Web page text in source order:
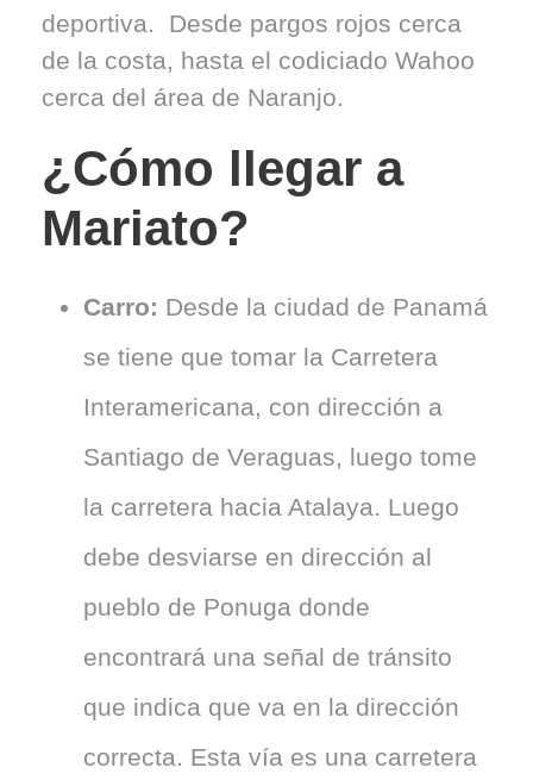
deportiva. Desde pargos rojos cerca
de la costa, hasta el codiciado Wahoo
cerca del área de Naranjo.
¿Cómo llegar a
Mariato?
Carro: Desde la ciudad de Panamá
se tiene que tomar la Carretera
Interamericana, con dirección a
Santiago de Veraguas, luego tome
la carretera hacia Atalaya. Luego
debe desviarse en dirección al
pueblo de Ponuga donde
encontrará una señal de tránsito
que indica que va en la dirección
correcta. Esta vía es una carretera